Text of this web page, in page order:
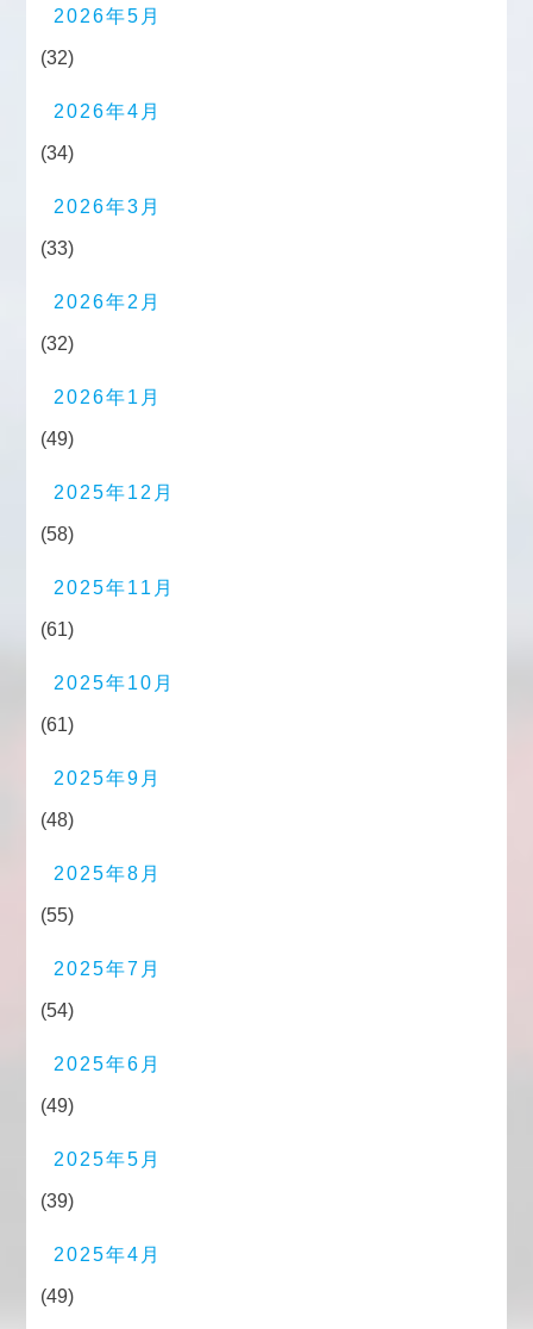
2026年5月
(32)
2026年4月
(34)
2026年3月
(33)
2026年2月
(32)
2026年1月
(49)
2025年12月
(58)
2025年11月
(61)
2025年10月
(61)
2025年9月
(48)
2025年8月
(55)
2025年7月
(54)
2025年6月
(49)
2025年5月
(39)
2025年4月
(49)